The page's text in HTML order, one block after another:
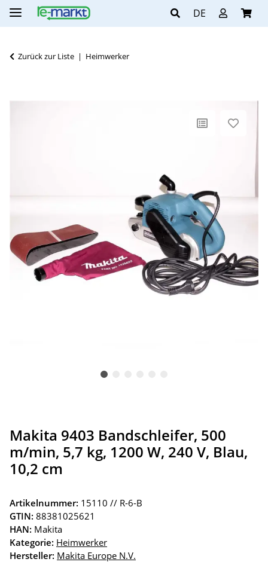
DE
Zurück zur Liste Heimwerker
Makita 9403 Bandschleifer, 500
m/min, 5,7 kg, 1200 W, 240 V, Blau,
10,2 cm
Artikelnummer: 15110 // R-6-B
GTIN: 88381025621
HAN: Makita
Kategorie: Heimwerker
Hersteller: Makita Europe N.V.